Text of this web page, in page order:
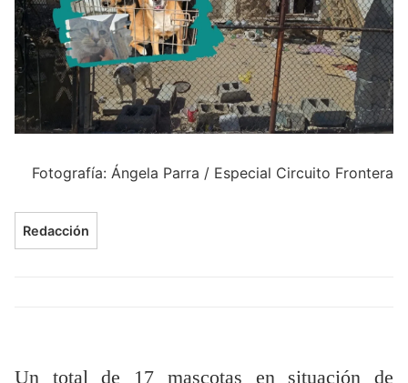
Fotografía: Ángela Parra / Especial Circuito Frontera
Redacción
Un total de 17 mascotas en situación de